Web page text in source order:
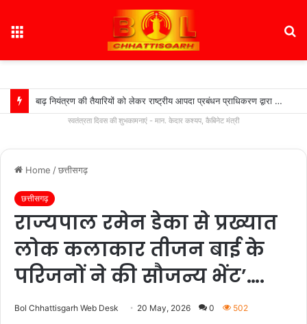
बाढ़ नियंत्रण की तैयारियों को लेकर राष्ट्रीय आपदा प्रबंधन प्राधिकरण द्वारा बाढ़ नियंत्रण को लेकर कान्फ्रेंस, प्रदेश में 18 अगस्त को टेबल टॉप और 20 अगस्त को होगी मॉक एक्सरसाइज….
स्वतंत्रता दिवस की शुभकामनाएं - मान. केदार कश्यप, कैबिनेट मंत्री
Home /छत्तीसगढ़
छत्तीसगढ़
राज्यपाल रमेन डेका से प्रख्यात
लोक कलाकार तीजन बाई के
परिजनों ने की सौजन्य भेंट’….
Bol Chhattisgarh Web Desk 20 May, 2026 0 502